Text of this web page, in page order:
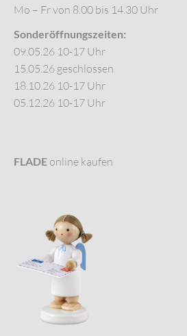
Mo – Fr von 8.00 bis 14.30 Uhr
Sonderöffnungszeiten:
09.05.26 10-17 Uhr
15.05.26 geschlossen
18.10.26 10-17 Uhr
05.12.26 10-17 Uhr
FLADE online kaufen